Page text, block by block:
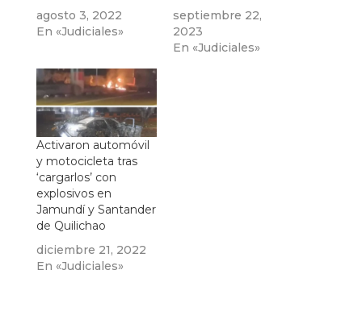
agosto 3, 2022
En «Judiciales»
septiembre 22,
2023
En «Judiciales»
Activaron automóvil
y motocicleta tras
‘cargarlos’ con
explosivos en
Jamundí y Santander
de Quilichao
diciembre 21, 2022
En «Judiciales»